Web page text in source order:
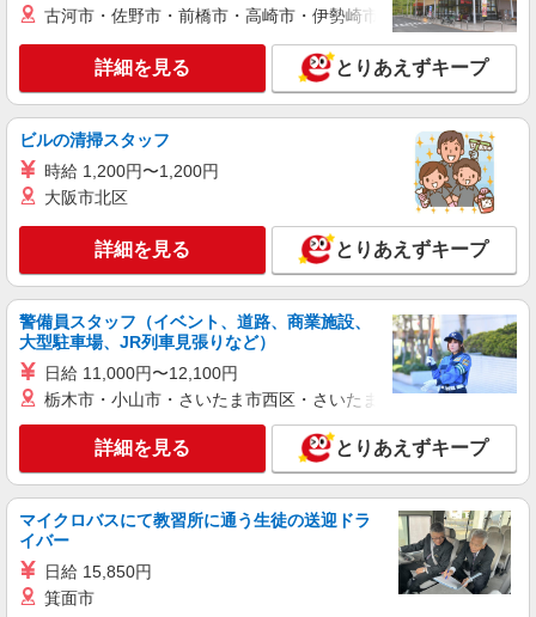
古河市・佐野市・前橋市・高崎市・伊勢崎市・太田市・館林市
詳細を見る とりあえずキープ
ビルの清掃スタッフ
時給 1,200円〜1,200円
大阪市北区
詳細を見る とりあえずキープ
警備員スタッフ（イベント、道路、商業施設、
大型駐車場、JR列車見張りなど）
日給 11,000円〜12,100円
栃木市・小山市・さいたま市西区・さいたま市岩槻区・久喜市・
詳細を見る とりあえずキープ
マイクロバスにて教習所に通う生徒の送迎ドラ
イバー
日給 15,850円
箕面市